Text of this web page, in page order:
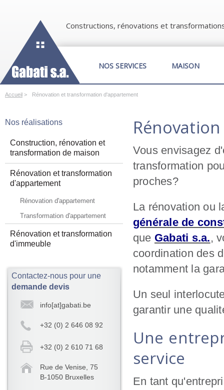
Constructions, rénovations et
NOS SERVICES MAISON
Accueil > Rénovation et transformation d'appartement
Nos réalisations
Construction, rénovation et
transformation de maison
Rénovation et transformation
d'appartement
Rénovation d'appartement
Transformation d'appartement
Rénovation et transformation
d'immeuble
Contactez-nous pour une
demande devis
info[at]gabati.be
+32 (0) 2 646 08 92
+32 (0) 2 610 71 68
Rue de Venise, 75
B-1050 Bruxelles
Vous envisagez
transformation
proches?
La rénovation ou
générale de
que Gabati s.a.,
coordination des
notamment la
Un seul
garantir une
Une
service
En tant